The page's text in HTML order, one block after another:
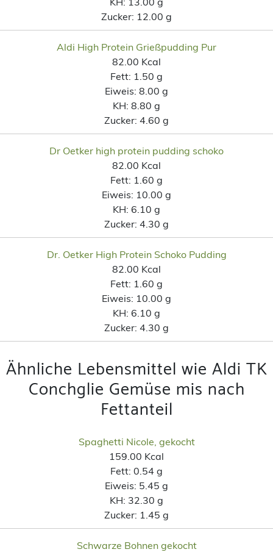
Zucker: 12.00 g
Aldi High Protein Grießpudding Pur
82.00 Kcal
Fett: 1.50 g
Eiweis: 8.00 g
KH: 8.80 g
Zucker: 4.60 g
Dr Oetker high protein pudding schoko
82.00 Kcal
Fett: 1.60 g
Eiweis: 10.00 g
KH: 6.10 g
Zucker: 4.30 g
Dr. Oetker High Protein Schoko Pudding
82.00 Kcal
Fett: 1.60 g
Eiweis: 10.00 g
KH: 6.10 g
Zucker: 4.30 g
Ähnliche Lebensmittel wie Aldi TK
Conchglie Gemüse mis nach
Fettanteil
Spaghetti Nicole, gekocht
159.00 Kcal
Fett: 0.54 g
Eiweis: 5.45 g
KH: 32.30 g
Zucker: 1.45 g
Schwarze Bohnen gekocht